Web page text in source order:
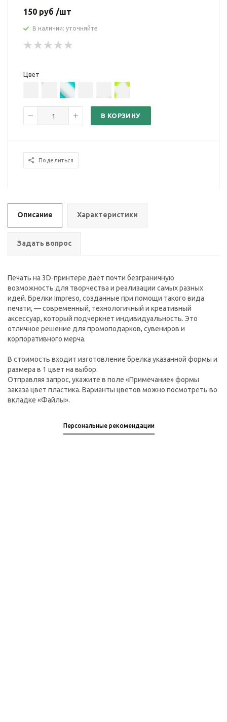
150 руб /шт
В наличии: уточняйте
Цвет
В КОРЗИНУ
Поделиться
Описание Характеристики
Задать вопрос
Печать на 3D-принтере дает почти безграничную
возможность для творчества и реализации самых разных
идей. Брелки Impreso, созданные при помощи такого вида
печати, — современный, технологичный и креативный
аксессуар, который подчеркнет индивидуальность. Это
отличное решение для промоподарков, сувениров и
корпоративного мерча.
В стоимость входит изготовление брелка указанной формы и
размера в 1 цвет на выбор.
Отправляя запрос, укажите в поле «Примечание» формы
заказа цвет пластика. Варианты цветов можно посмотреть во
вкладке «Файлы».
Персональные рекомендации